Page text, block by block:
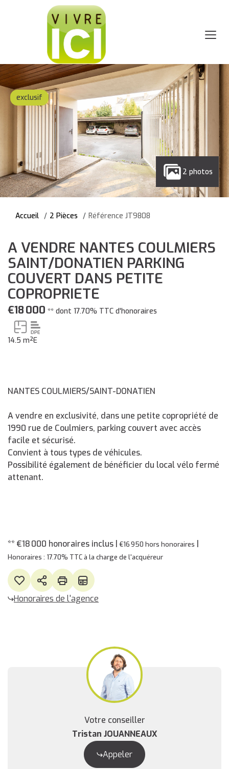
exclusif
2 photos
Accueil 2 Pièces Référence JT9808
A VENDRE NANTES COULMIERS
SAINT/DONATIEN PARKING
COUVERT DANS PETITE
COPROPRIETE
€18 000 ** dont 17.70% TTC d'honoraires
14.5 m²E
NANTES COULMIERS/SAINT-DONATIEN
A vendre en exclusivité, dans une petite copropriété de
1990 rue de Coulmiers, parking couvert avec accès
facile et sécurisé.
Convient à tous types de véhicules.
Possibilité également de bénéficier du local vélo fermé
attenant.
** €18 000 honoraires inclus €16 950 hors honoraires
Honoraires : 17.70% TTC à la charge de l'acquéreur
Honoraires de l'agence
Votre conseiller
Tristan JOUANNEAUX
Appeler